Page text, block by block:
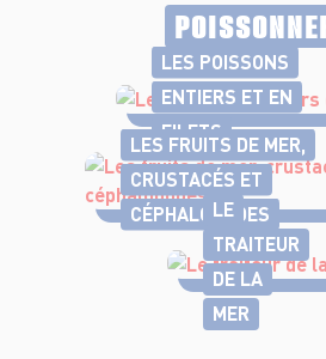
LES POISSONS
ENTIERS ET EN
FILETS
LES FRUITS DE MER,
CRUSTACÉS ET
CÉPHALOPODES
LE
TRAITEUR
DE LA
MER